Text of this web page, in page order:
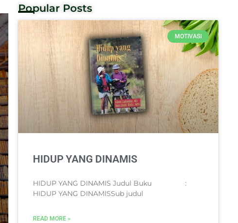
Popular Posts
MOTIVASI
HIDUP YANG DINAMIS
HIDUP YANG DINAMIS Judul Buku :
HIDUP YANG DINAMISSub judul
READ MORE »